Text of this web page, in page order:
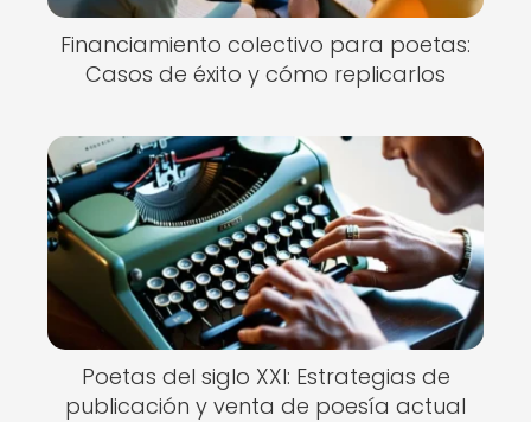
Financiamiento colectivo para poetas:
Casos de éxito y cómo replicarlos
Poetas del siglo XXI: Estrategias de
publicación y venta de poesía actual